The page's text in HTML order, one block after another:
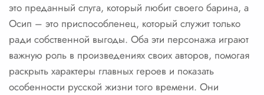
это преданный слуга, который любит своего барина, а
Осип – это приспособленец, который служит только
ради собственной выгоды. Оба эти персонажа играют
важную роль в произведениях своих авторов, помогая
раскрыть характеры главных героев и показать
особенности русской жизни того времени. Они